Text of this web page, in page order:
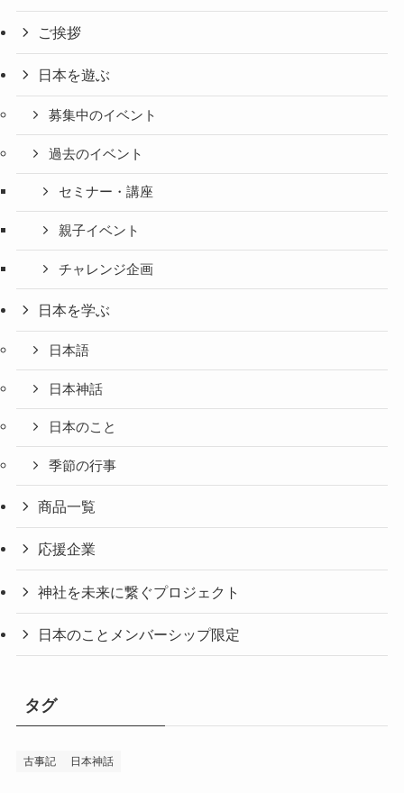
ご挨拶
日本を遊ぶ
募集中のイベント
過去のイベント
セミナー・講座
親子イベント
チャレンジ企画
日本を学ぶ
日本語
日本神話
日本のこと
季節の行事
商品一覧
応援企業
神社を未来に繋ぐプロジェクト
日本のことメンバーシップ限定
タグ
古事記 日本神話